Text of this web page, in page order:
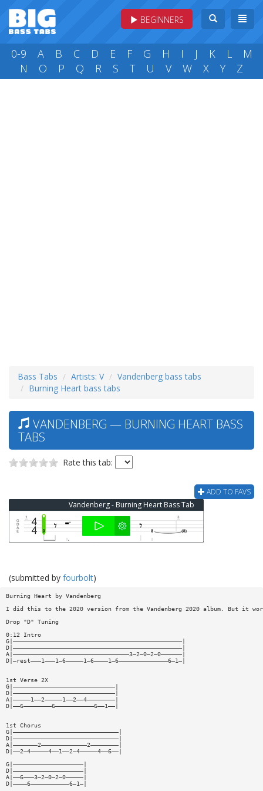
BEGINNERS
0-9 A B C D E F G H I J K L
M
N
O P Q R S T U V W X Y Z
Bass Tabs Artists: V
Vandenberg bass tabs
Burning Heart bass tabs
VANDENBERG — BURNING HEART BASS
TABS
Rate this tab:
ADD TO FAVS
Vandenberg - Burning Heart Bass Tab
(submitted by fourbolt)
Burning Heart by Vandenberg
I did this to the 2020 version from the Vandenberg 2020 album. But it
Drop "D" Tuning
0:12 Intro
G|————————————————————————————————————————————————|
D|————————————————————————————————————————————————|
A|—————————————————————————————————3—2—0—2—0——————|
D|—rest———1———1—6—————1—6————1—6——————————————6—1—|
1st Verse 2X
G|—————————————————————————————|
D|—————————————————————————————|
A|—————1——2—————1——2——4————————|
D|——6————————6———————————6——1——|
1st Chorus
G|——————————————————————————————|
D|——————————————————————————————|
A|———————2—————————————2————————|
D|——2—4—————4——1——2—4—————4——6——|
G|————————————————————|
D|————————————————————|
A|——6———3—2—0—2—0—————|
D|————6———————————6—1—|